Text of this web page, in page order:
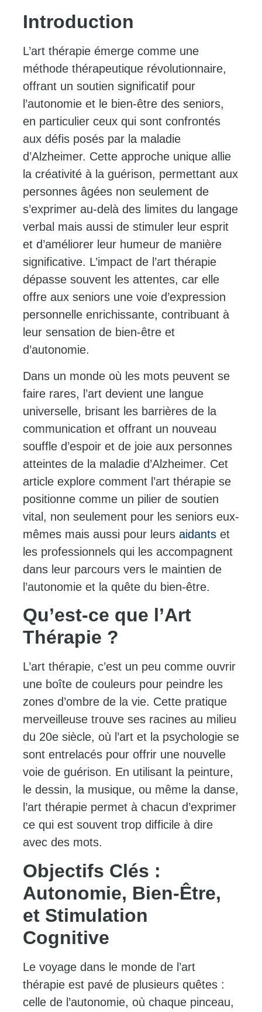
Introduction
L’art thérapie émerge comme une
méthode thérapeutique révolutionnaire,
offrant un soutien significatif pour
l’autonomie et le bien-être des seniors,
en particulier ceux qui sont confrontés
aux défis posés par la maladie
d’Alzheimer. Cette approche unique allie
la créativité à la guérison, permettant aux
personnes âgées non seulement de
s’exprimer au-delà des limites du langage
verbal mais aussi de stimuler leur esprit
et d’améliorer leur humeur de manière
significative. L’impact de l’art thérapie
dépasse souvent les attentes, car elle
offre aux seniors une voie d’expression
personnelle enrichissante, contribuant à
leur sensation de bien-être et
d’autonomie.
Dans un monde où les mots peuvent se
faire rares, l’art devient une langue
universelle, brisant les barrières de la
communication et offrant un nouveau
souffle d’espoir et de joie aux personnes
atteintes de la maladie d’Alzheimer. Cet
article explore comment l’art thérapie se
positionne comme un pilier de soutien
vital, non seulement pour les seniors eux-
mêmes mais aussi pour leurs aidants et
les professionnels qui les accompagnent
dans leur parcours vers le maintien de
l’autonomie et la quête du bien-être.
Qu’est-ce que l’Art
Thérapie ?
L’art thérapie, c’est un peu comme ouvrir
une boîte de couleurs pour peindre les
zones d’ombre de la vie. Cette pratique
merveilleuse trouve ses racines au milieu
du 20e siècle, où l’art et la psychologie se
sont entrelacés pour offrir une nouvelle
voie de guérison. En utilisant la peinture,
le dessin, la musique, ou même la danse,
l’art thérapie permet à chacun d’exprimer
ce qui est souvent trop difficile à dire
avec des mots.
Objectifs Clés :
Autonomie, Bien-Être,
et Stimulation
Cognitive
Le voyage dans le monde de l’art
thérapie est pavé de plusieurs quêtes :
celle de l’autonomie, où chaque pinceau,